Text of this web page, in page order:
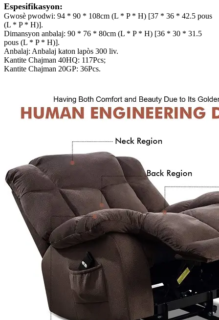
Espesifikasyon:
Gwosè pwodwi: 94 * 90 * 108cm (L * P * H) [37 * 36 * 42.5 pous
(L * P * H)].
Dimansyon anbalaj: 90 * 76 * 80cm (L * P * H) [36 * 30 * 31.5
pous (L * P * H)].
Anbalaj: Anbalaj katon lapòs 300 liv.
Kantite Chajman 40HQ: 117Pcs;
Kantite Chajman 20GP: 36Pcs.